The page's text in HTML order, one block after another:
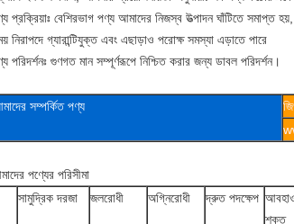
প্রক্রিয়াঃ বেশিরভাগ পণ্য আমাদের নিজস্ব উত্পাদন ঘাঁটিতে সমাপ্ত
নিরাপদে গ্যারান্টিযুক্ত এবং এছাড়াও পরোক্ষ সমস্যা এড়াতে পারে
পরিদর্শনঃ গুণগত মান সম্পূর্ণরূপে নিশ্চিত করার জন্য ডাবল পরিদর্শন।
সম্পর্কিত পণ্য
পণ্যের পরিসীমা
সামুদ্রিক দরজা
জলরোধী অগ্নিরোধী দ্রুত পদক্ষেপ
শক্ত